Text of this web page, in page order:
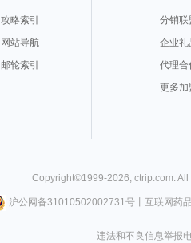
攻略索引
网站导航
邮轮索引
分销联
企业礼
代理合
更多加
Copyright©1999-2026, ctrip.com.
沪公网备31010502002731号丨 互联网药
违法和不良信息举报